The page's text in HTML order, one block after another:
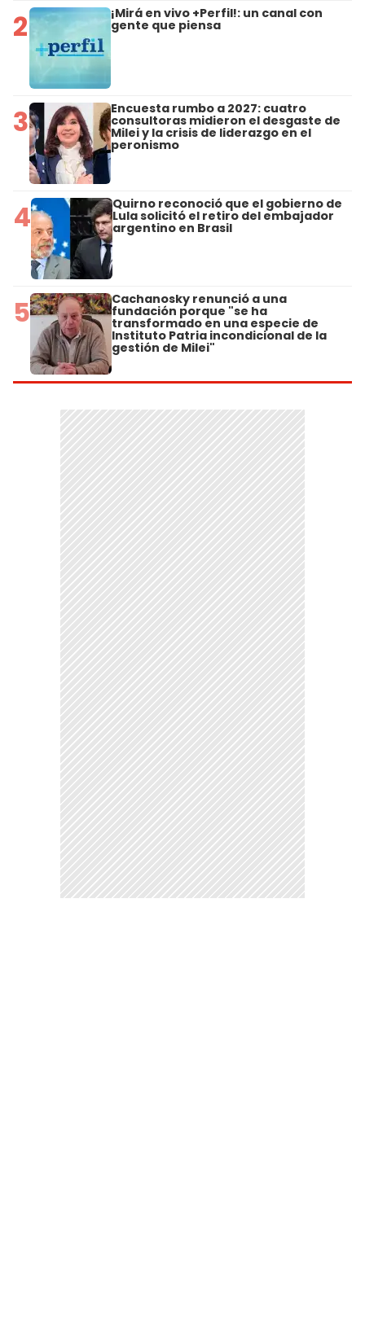
2 ¡Mirá en vivo +Perfil!: un canal con
gente que piensa
3 Encuesta rumbo a 2027: cuatro
consultoras midieron el desgaste de
Milei y la crisis de liderazgo en el
peronismo
4 Quirno reconoció que el gobierno de
Lula solicitó el retiro del embajador
argentino en Brasil
5 Cachanosky renunció a una
fundación porque "se ha
transformado en una especie de
Instituto Patria incondicional de la
gestión de Milei"